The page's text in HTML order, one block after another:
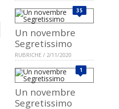
35
Un novembre
Segretissimo
RUBRICHE / 2/11/2020
1
Un novembre
Segretissimo